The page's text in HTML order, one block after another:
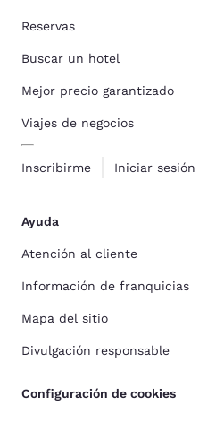
Reservas
Buscar un hotel
Mejor precio garantizado
Viajes de negocios
Inscribirme Iniciar sesión
Ayuda
Atención al cliente
Información de franquicias
Mapa del sitio
Divulgación responsable
Configuración de cookies